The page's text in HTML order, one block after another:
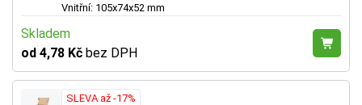
Vnitřní: 105x74x52 mm
Skladem
od 4,78 Kč bez DPH
SLEVA až -17%